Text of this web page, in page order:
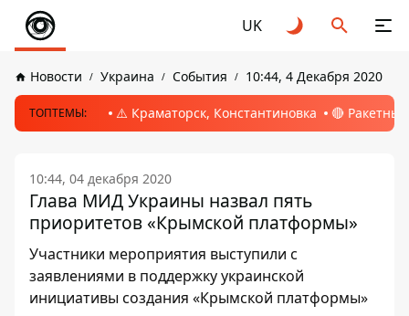
UK
Новости Украина События 10:44, 4 Декабря 2020
ТОПТЕМЫ: ⚠️ Краматорск, Константиновка 🔴
10:44, 04 декабря 2020
Глава МИД Украины назвал пять
приоритетов «Крымской платформы»
Участники мероприятия выступили с
заявлениями в поддержку украинской
инициативы создания «Крымской платформы»